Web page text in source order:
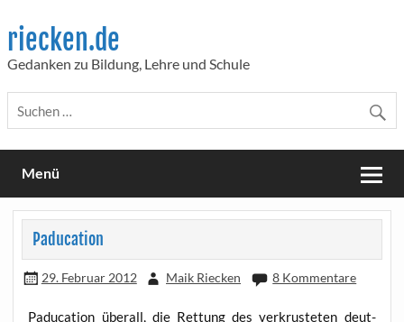
content
riecken.de
Gedanken zu Bildung, Lehre und Schule
Menü
Paducation
29. Februar 2012 Maik Riecken 8 Kommentare
Padu­ca­ti­on über­all, die Ret­tung des ver­krus­te­ten deut­